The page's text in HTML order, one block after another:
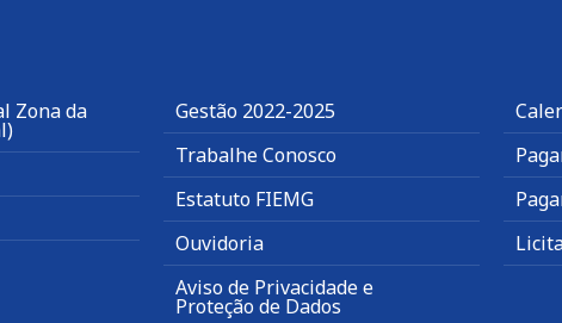
Zona da
Gestão 2022-2025
Trabalhe Conosco
Estatuto FIEMG
Ouvidoria
Aviso de Privacidade e
Proteção de Dados